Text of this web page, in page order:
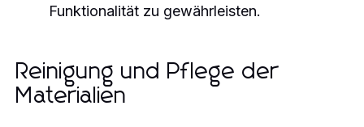
Funktionalität zu gewährleisten.
Reinigung und Pflege der
Materialien